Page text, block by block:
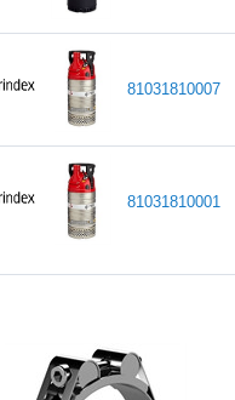
81031810007
81031810001